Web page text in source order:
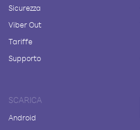
Sicurezza
Viber Out
Tariffe
Supporto
SCARICA
Android